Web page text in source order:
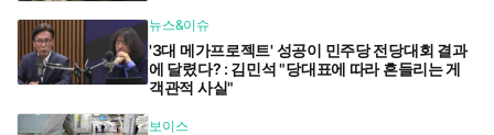
뉴스&이슈
'3대 메가프로젝트' 성공이 민주당 전당대회 결과
에 달렸다? : 김민석 "당대표에 따라 흔들리는 게
객관적 사실"
보이스